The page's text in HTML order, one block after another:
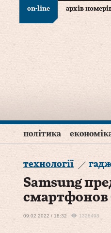
on-line архів
політика
технології
Samsung
смартфонов
09.02.2022 / 18:32 1328498